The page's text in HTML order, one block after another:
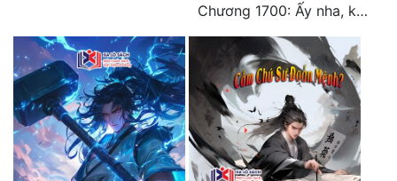
Xuyên Thư
Điền Văn
Đô Thị
Đông Phương
Chương 1700: Ấy nha, không có chuyện gì!